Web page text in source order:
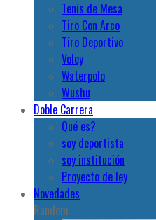
Tenis de Mesa
Tiro Con Arco
Tiro Deportivo
Voley
Waterpolo
Wushu
Doble Carrera
Qué es?
soy deportista
soy institución
Proyecto de ley
Novedades
Random